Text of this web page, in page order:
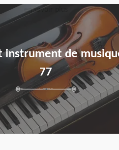
instrument de
77
en savoir plus